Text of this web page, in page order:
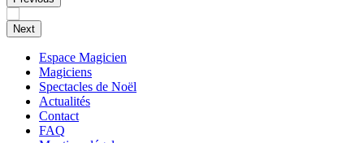
Next
Espace Magicien
Magiciens
Spectacles de Noël
Actualités
Contact
FAQ